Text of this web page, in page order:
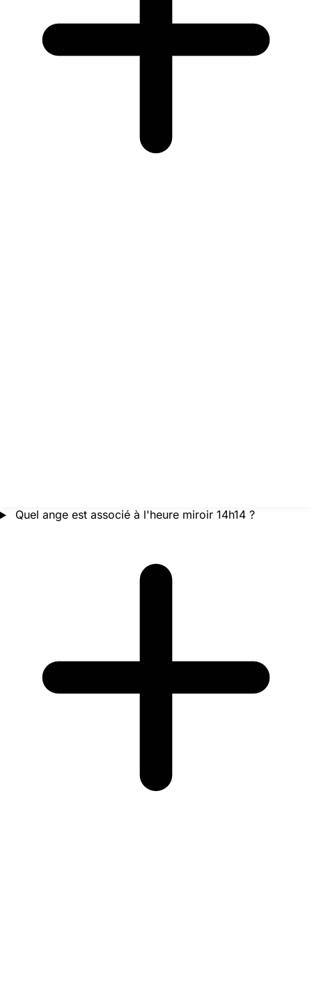
Quel ange est associé à l'heure miroir 14h14 ?